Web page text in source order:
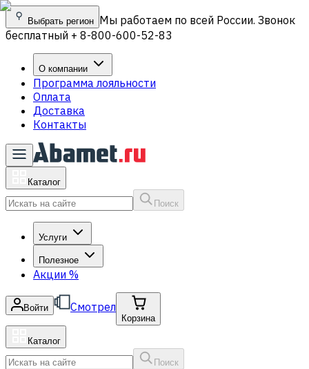
Выбрать регион Мы работаем по всей России. Звонок
бесплатный + 8-800-600-52-83
О компании
Программа лояльности
Оплата
Доставка
Контакты
Каталог
Поиск
Услуги
Полезное
Акции %
Войти Смотрел
Корзина
Каталог
Поиск